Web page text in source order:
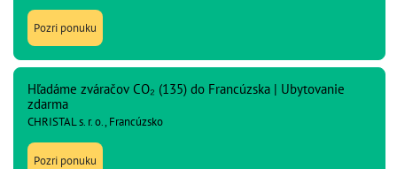
Pozri ponuku
Hľadáme zváračov CO₂ (135) do Francúzska | Ubytovanie
zdarma
CHRISTAL s. r. o., Francúzsko
Pozri ponuku